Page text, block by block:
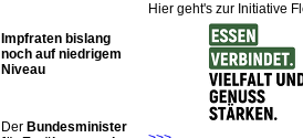
Impfraten bislang
noch auf niedrigem
Niveau
Der Bundesminister
Hier geht's zur Initiative